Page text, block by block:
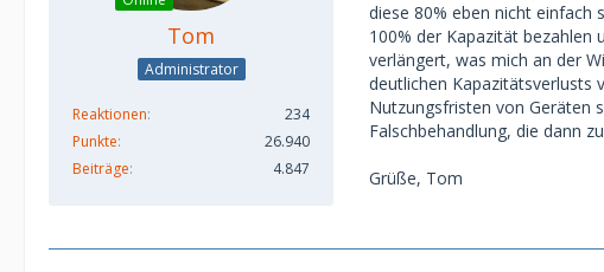
Tom
Administrator
Reaktionen
234
Punkte
26.940
Beiträge
4.847
diese 80% eben nicht einfach
100% der Kapazität bezahlen
verlängert, was mich an der
deutlichen Kapazitätsverlusts
Nutzungsfristen von Geräten
Falschbehandlung, die dann
Grüße, Tom